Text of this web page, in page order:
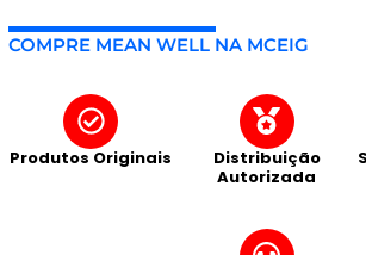
COMPRE MEAN WELL NA MCEIG
Produtos Originais
Distribuição
Autorizada